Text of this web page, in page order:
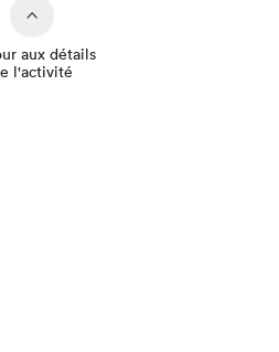
aux détails
l'activité